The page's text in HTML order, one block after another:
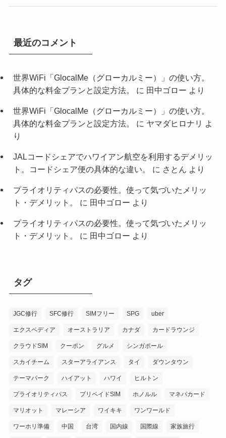
最近のコメント
世界WiFi「GlocalMe（グローカルミー）」の使い方。
具体的な料金プランと設定方法。
に 田中ゴロー より
世界WiFi「GlocalMe（グローカルミー）」の使い方。
具体的な料金プランと設定方法。
に ヤマダヒロナリ よ
り
JALコードシェアでハワイアン航空を利用するデメリッ
ト。コードシェア便の具体的な違い。
に さとん より
プライオリティパスの必要性。使って気づいたメリッ
ト・デメリット。
に 田中ゴロー より
プライオリティパスの必要性。使って気づいたメリッ
ト・デメリット。
に 田中ゴロー より
タグ
JGC修行 SFC修行 SIMフリー SPG uber
エクスペディア オーストラリア カナダ カードラウンジ
クラウドSIM クーポン グルメ シンガポール
スカイチーム スターアライアンス タイ ダウンタウン
テーマパーク ハイアット ハワイ ヒルトン
プライオリティパス プリペイドSIM ホノルル マネパカード
マリオット マレーシア ワイキキ ワンワールド
ワーホリ準備 中国 台湾 国内線 国際線 家族旅行